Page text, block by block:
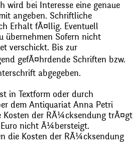
bei Interesse eine genaue
angeben. Schriftliche
Erhalt fÃ¤llig. Eventuell
übernehmen Sofern nicht
verschickt. Bis zur
gefÃ¤hrdende Schriften bzw.
abgegeben.
in Textform oder durch
dem Antiquariat Anna Petri
Kosten der RÃ¼cksendung trÃ¤gt
nicht Ã¼bersteigt.
die Kosten der RÃ¼cksendung